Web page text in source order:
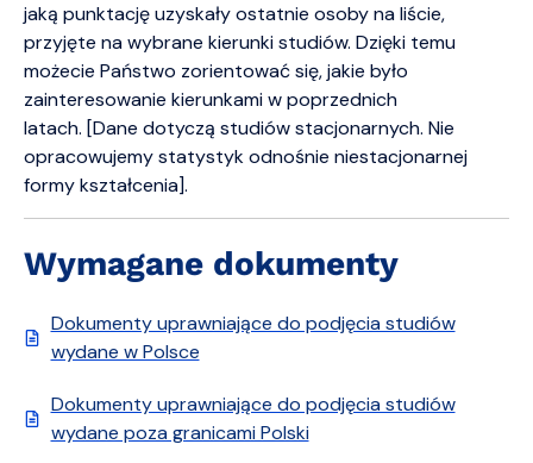
jaką punktację uzyskały ostatnie osoby na liście,
przyjęte na wybrane kierunki studiów. Dzięki temu
możecie Państwo zorientować się, jakie było
zainteresowanie kierunkami w poprzednich
latach. [Dane dotyczą studiów stacjonarnych. Nie
opracowujemy statystyk odnośnie niestacjonarnej
formy kształcenia].
Wymagane dokumenty
Dokumenty uprawniające do podjęcia studiów
wydane w Polsce
Dokumenty uprawniające do podjęcia studiów
wydane poza granicami Polski